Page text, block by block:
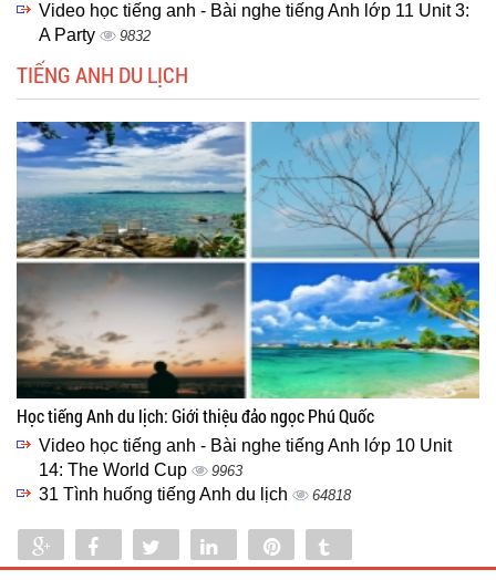
Video học tiếng anh - Bài nghe tiếng Anh lớp 11 Unit 3:
A Party
9832
TIẾNG ANH DU LỊCH
Học tiếng Anh du lịch: Giới thiệu đảo ngọc Phú Quốc
Video học tiếng anh - Bài nghe tiếng Anh lớp 10 Unit
14: The World Cup
9963
31 Tình huống tiếng Anh du lịch 64818
Share Share Tweet Share